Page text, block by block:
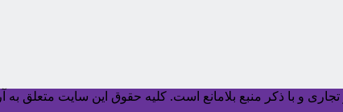
و با ذکر منبع بلامانع است. کليه حقوق اين سايت متعلق به